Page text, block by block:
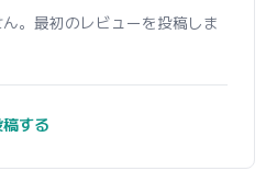
。最初のレビューを投稿しま
する